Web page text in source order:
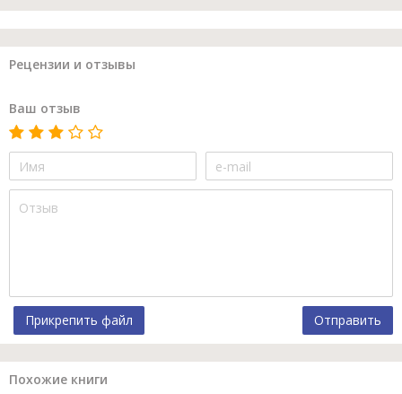
Рецензии и отзывы
Ваш отзыв
Прикрепить файл Отправить
Похожие книги